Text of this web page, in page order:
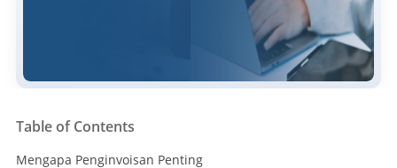
Table of Contents
Mengapa Penginvoisan Penting